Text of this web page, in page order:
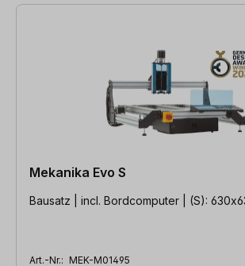
Mekanika Evo S
Bausatz | incl. Bordcomputer | (S):
Art.-Nr.: MEK-M01495